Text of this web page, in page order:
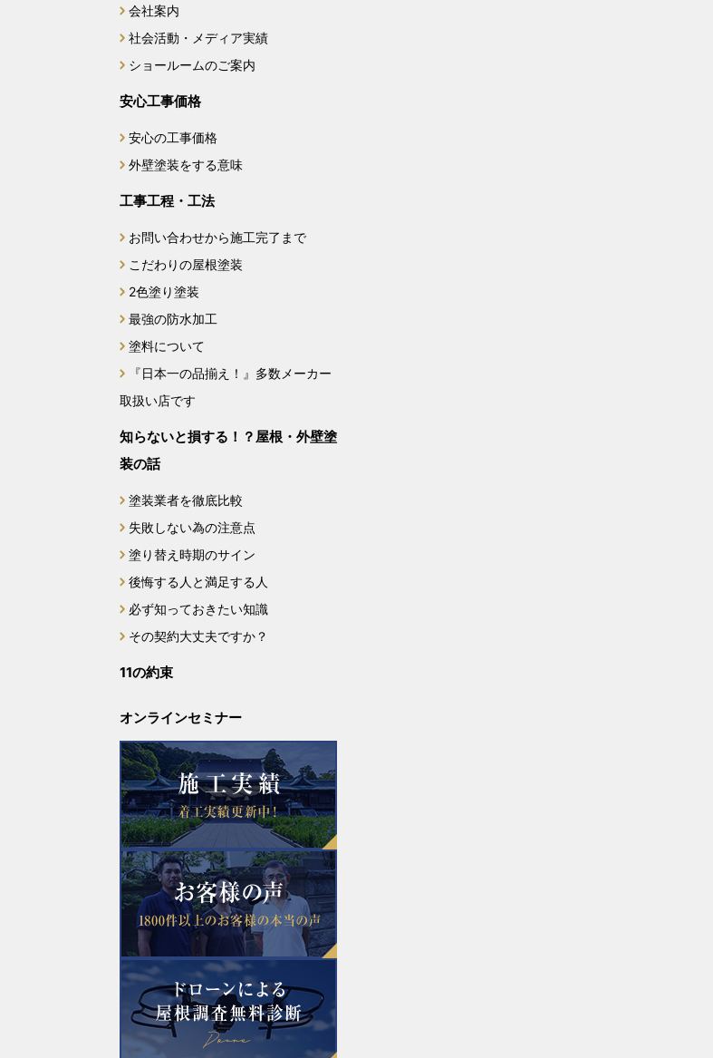
2024年8月
2024年6月
2024年5月
2024年2月
2024年1月
2023年12月
2023年10月
2023年8月
2023年6月
2023年5月
2023年4月
2023年3月
2023年2月
2023年1月
2022年12月
2022年11月
2022年10月
2022年9月
2022年8月
会社案内
社会活動・メディア実績
ショールームのご案内
安心工事価格
安心の工事価格
外壁塗装をする意味
工事工程・工法
お問い合わせから施工完了まで
こだわりの屋根塗装
2色塗り塗装
最強の防水加工
塗料について
『日本一の品揃え！』多数メーカー
取扱い店です
知らないと損する！？屋根・外壁塗
装の話
塗装業者を徹底比較
失敗しない為の注意点
塗り替え時期のサイン
後悔する人と満足する人
必ず知っておきたい知識
その契約大丈夫ですか？
11の約束
オンラインセミナー